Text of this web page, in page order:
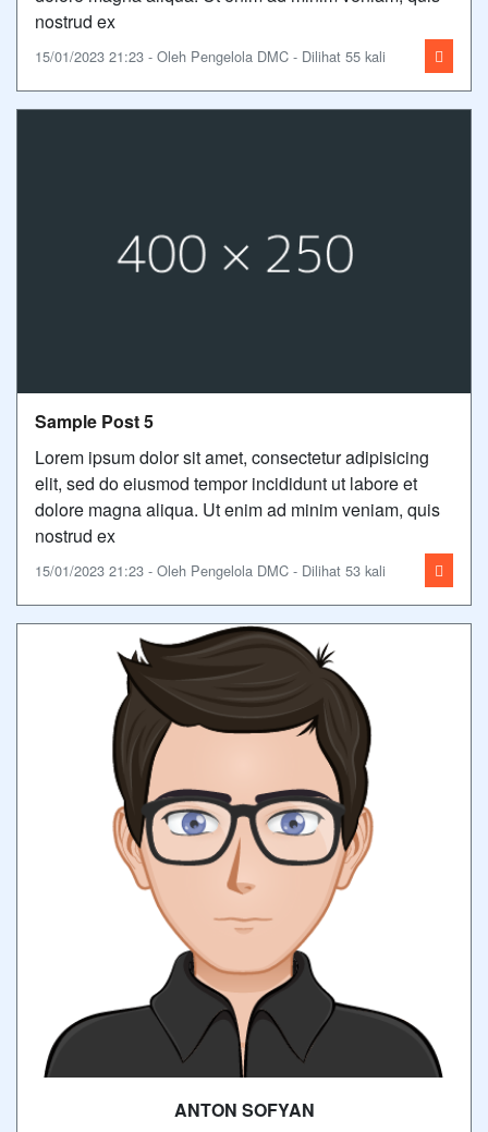
nostrud ex
15/01/2023 21:23 - Oleh Pengelola DMC - Dilihat 55 kali
Sample Post 5
Lorem ipsum dolor sit amet, consectetur adipisicing
elit, sed do eiusmod tempor incididunt ut labore et
dolore magna aliqua. Ut enim ad minim veniam, quis
nostrud ex
15/01/2023 21:23 - Oleh Pengelola DMC - Dilihat 53 kali
ANTON SOFYAN